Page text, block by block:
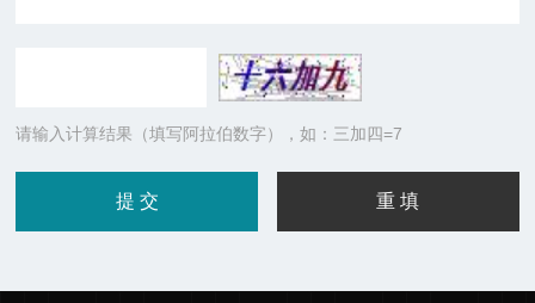
请输入计算结果（填写阿拉伯数字），如：三加四=7